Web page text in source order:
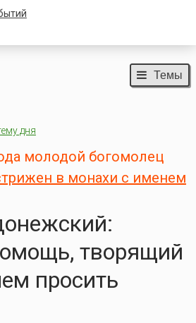
Темы
дня
молодой богомолец
в монахи с именем
творящий
просить